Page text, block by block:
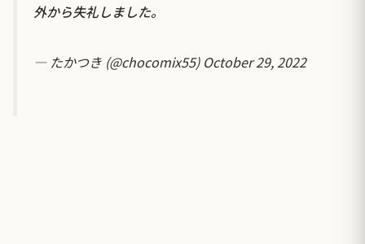
外から失礼しました。
— たかつき (@chocomix55) October 29, 2022